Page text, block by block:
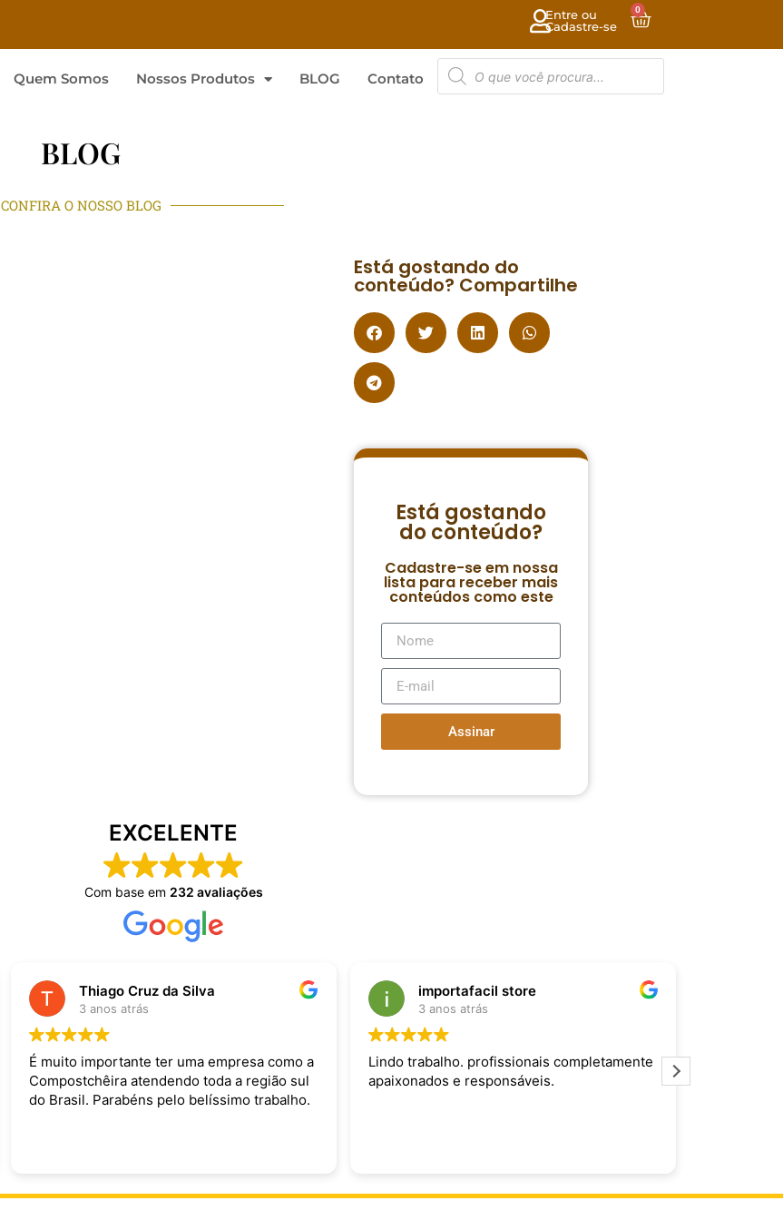
Entre ou
Cadastre-se
0
Quem Somos Nossos Produtos BLOG Contato
BLOG
CONFIRA O NOSSO BLOG
Está gostando do
conteúdo? Compartilhe
Está gostando
do conteúdo?
Cadastre-se em nossa
lista para receber mais
conteúdos como este
Assinar
EXCELENTE
Com base em 232 avaliações
Thiago Cruz da Silva
3 anos atrás
É muito importante ter uma empresa como a
Compostchêira atendendo toda a região sul
do Brasil. Parabéns pelo belíssimo trabalho.
importafacil store
3 anos atrás
Lindo trabalho. profissionais completamente
apaixonados e responsáveis.